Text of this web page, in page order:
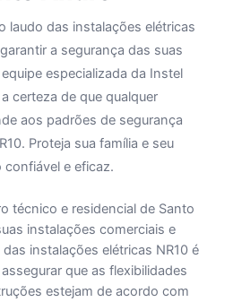
laudo das instalações elétricas
a segurança das suas
especializada da Instel
certeza de que qualquer
aos padrões de segurança
Proteja sua família e seu
e eficaz.
técnico e residencial de Santo
instalações comerciais e
instalações elétricas NR10 é
que as flexibilidades
estejam de acordo com